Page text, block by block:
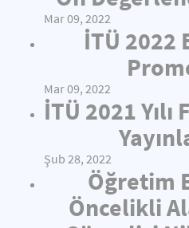
Mar 09, 2022
İTÜ 2022
Mar 09, 2022
İTÜ 2021
Şub 28, 2022
Öğretim
Öncelikli